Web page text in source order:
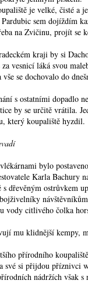
je velké, čisté a
sem dojíždím
na Zvičinu, projít se
kraji by si
vesnicí láká svou
se dochovalo do
s ostatními dopadlo
by se určitě vrátila.
který koupaliště hyzdil.
bylo
Karla Bachury
dřevěným ostrůvkem
vody citlivého čolka
mu klidnější kempy,
přírodního
své si přijdou
nádržích však